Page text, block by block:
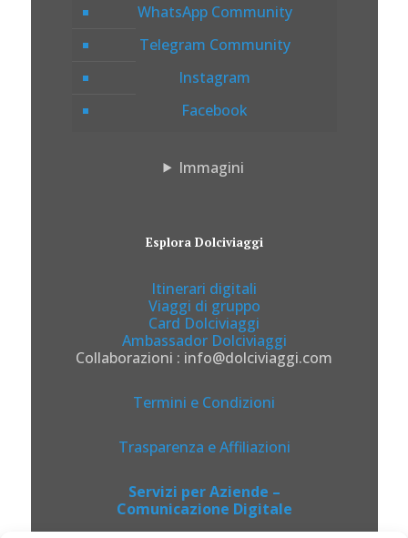
WhatsApp Community
Telegram Community
Instagram
Facebook
Immagini
Esplora Dolciviaggi
Itinerari digitali
Viaggi di gruppo
Card Dolciviaggi
Ambassador Dolciviaggi
Collaborazioni : info@dolciviaggi.com
Termini e Condizioni
Trasparenza e Affiliazioni
Servizi per Aziende –
Comunicazione Digitale